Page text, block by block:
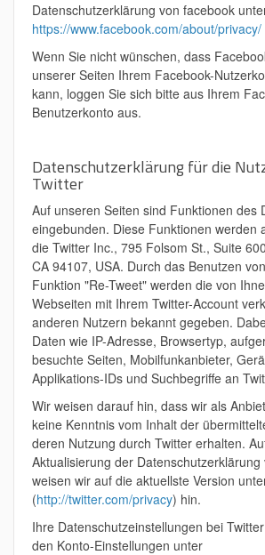
Datenschutzerklärung von facebook
https://www.facebook.com/about/privacy/
Wenn Sie nicht wünschen, dass
unserer Seiten Ihrem Facebook-
kann, loggen Sie sich bitte aus Ihrem
Benutzerkonto aus.
Datenschutzerklärung für die
Twitter
Auf unseren Seiten sind Funktionen des
eingebunden. Diese Funktionen werden
die Twitter Inc., 795 Folsom St., Suite
CA 94107, USA. Durch das Benutzen
Funktion "Re-Tweet" werden die von
Webseiten mit Ihrem Twitter-Account
anderen Nutzern bekannt gegeben.
Daten wie IP-Adresse, Browsertyp,
besuchte Seiten, Mobilfunkanbieter,
Applikations-IDs und Suchbegriffe an
Wir weisen darauf hin, dass wir als
keine Kenntnis vom Inhalt der
deren Nutzung durch Twitter erhalten.
Aktualisierung der Datenschutzerklärung
weisen wir auf die aktuellste Version
(http://twitter.com/privacy) hin.
Ihre Datenschutzeinstellungen bei
den Konto-Einstellungen unter